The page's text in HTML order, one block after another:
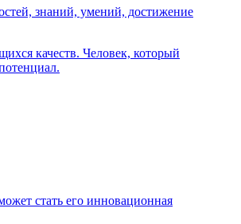
знаний, умений, достижение
качеств. Человек, который
стать его инновационная